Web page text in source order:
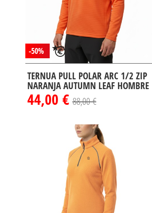
-50%
TERNUA PULL POLAR ARC 1/2 ZIP
NARANJA AUTUMN LEAF HOMBRE
44,00 €88,00 €